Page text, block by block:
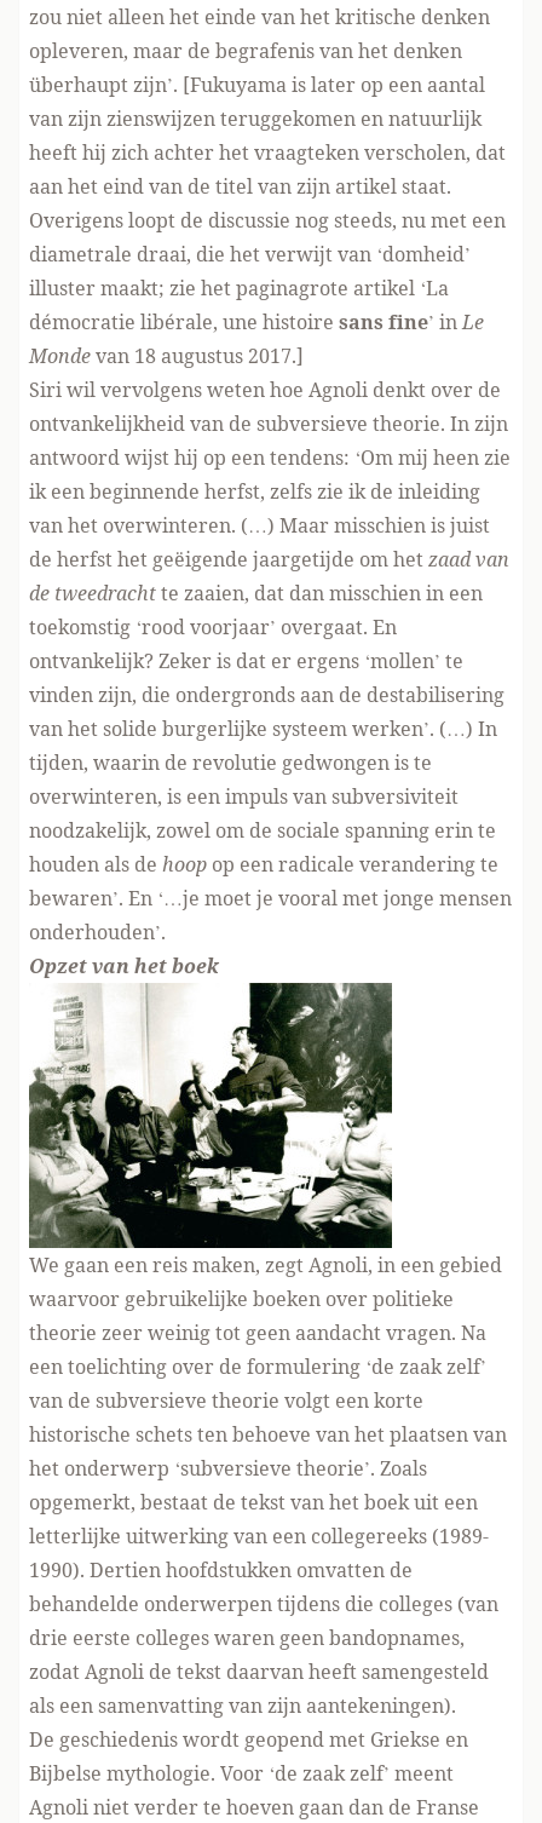
zou niet alleen het einde van het kritische denken
opleveren, maar de begrafenis van het denken
überhaupt zijn’. [Fukuyama is later op een aantal
van zijn zienswijzen teruggekomen en natuurlijk
heeft hij zich achter het vraagteken verscholen, dat
aan het eind van de titel van zijn artikel staat.
Overigens loopt de discussie nog steeds, nu met een
diametrale draai, die het verwijt van ‘domheid’
illuster maakt; zie het paginagrote artikel ‘La
démocratie libérale, une histoire sans fine’ inLe
Mondevan 18 augustus 2017.]
Siri wil vervolgens weten hoe Agnoli denkt over de
ontvankelijkheid van de subversieve theorie. In zijn
antwoord wijst hij op een tendens: ‘Om mij heen zie
ik een beginnende herfst, zelfs zie ik de inleiding
van het overwinteren. (…) Maar misschien is juist
de herfst het geëigende jaargetijde om hetzaad van
de tweedrachtte zaaien, dat dan misschien in een
toekomstig ‘rood voorjaar’ overgaat. En
ontvankelijk? Zeker is dat er ergens ‘mollen’ te
vinden zijn, die ondergronds aan de destabilisering
van het solide burgerlijke systeem werken’. (…) In
tijden, waarin de revolutie gedwongen is te
overwinteren, is een impuls van subversiviteit
noodzakelijk, zowel om de sociale spanning erin te
houden als de hoop op een radicale verandering te
bewaren’. En ‘…je moet je vooral met jonge mensen
onderhouden’.
Opzet van het boek
We gaan een reis maken, zegt Agnoli, in een gebied
waarvoor gebruikelijke boeken over politieke
theorie zeer weinig tot geen aandacht vragen. Na
een toelichting over de formulering ‘de zaak zelf’
van de subversieve theorie volgt een korte
historische schets ten behoeve van het plaatsen van
het onderwerp ‘subversieve theorie’. Zoals
opgemerkt, bestaat de tekst van het boek uit een
letterlijke uitwerking van een collegereeks (1989-
1990). Dertien hoofdstukken omvatten de
behandelde onderwerpen tijdens die colleges (van
drie eerste colleges waren geen bandopnames,
zodat Agnoli de tekst daarvan heeft samengesteld
als een samenvatting van zijn aantekeningen).
De geschiedenis wordt geopend met Griekse en
Bijbelse mythologie. Voor ‘de zaak zelf’ meent
Agnoli niet verder te hoeven gaan dan de Franse